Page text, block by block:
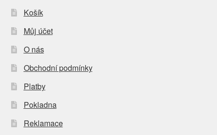
Košík
Můj účet
O nás
Obchodní podmínky
Platby
Pokladna
Reklamace